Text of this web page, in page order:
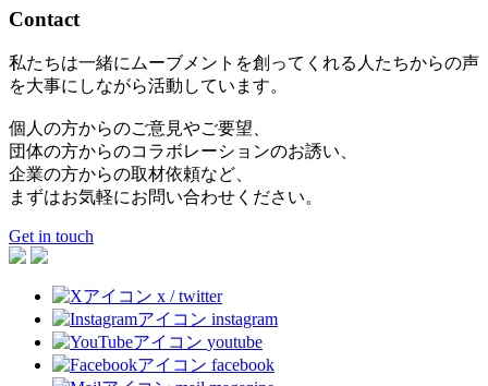
Contact
私たちは一緒にムーブメントを創ってくれる人たちからの声
を大事にしながら活動しています。
個人の方からのご意見やご要望、
団体の方からのコラボレーションのお誘い、
企業の方からの取材依頼など、
まずはお気軽にお問い合わせください。
Get in touch
x / twitter
instagram
youtube
facebook